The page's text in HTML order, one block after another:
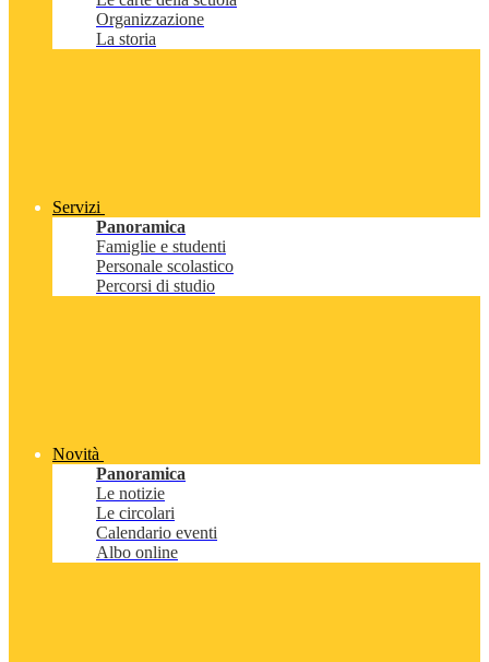
Organizzazione
La storia
Servizi
Panoramica
Famiglie e studenti
Personale scolastico
Percorsi di studio
Novità
Panoramica
Le notizie
Le circolari
Calendario eventi
Albo online